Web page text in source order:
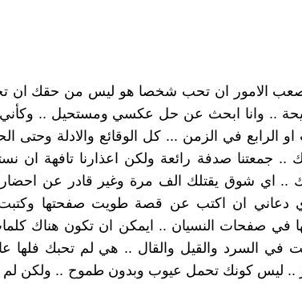
الامور ان تحب شخصا هو ليس من حقك ان
.. وانا ابحث عن حل عكسي ومستحيل .. وكأني
او الرابع في الزمن ... كل الوقائع والادلة وحتى
.. جمعتنا صدفة رائعة ولكن اعذارنا تافهة ان
.. اي شوق يقتلك الف مرة وغير قادر عن
دعاني ان اكتب عن قصة طويت صفحتها وكتبت
في صفحات النسيان .. ايمكن ان تكون هناك
في السرد والقيل والقال .. هي لم تحبك فلها
.. ليس كونك تحمل عيوب وبدون طموح .. ولكن لم